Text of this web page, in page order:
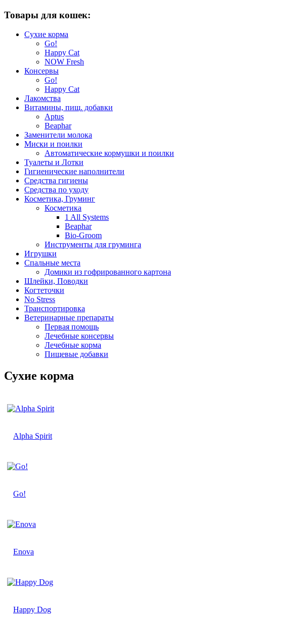
Товары для кошек:
Сухие корма
Go!
Happy Cat
NOW Fresh
Консервы
Go!
Happy Cat
Лакомства
Витамины, пищ. добавки
Aptus
Beaphar
Заменители молока
Миски и поилки
Автоматические кормушки и поилки
Туалеты и Лотки
Гигиенические наполнители
Средства гигиены
Средства по уходу
Косметика, Груминг
Косметика
1 All Systems
Beaphar
Bio-Groom
Инструменты для груминга
Игрушки
Спальные места
Домики из гофрированного картона
Шлейки, Поводки
Когтеточки
No Stress
Транспортировка
Ветеринарные препараты
Первая помощь
Лечебные консервы
Лечебные корма
Пищевые добавки
Сухие корма
Alpha Spirit
Go!
Enova
Happy Dog